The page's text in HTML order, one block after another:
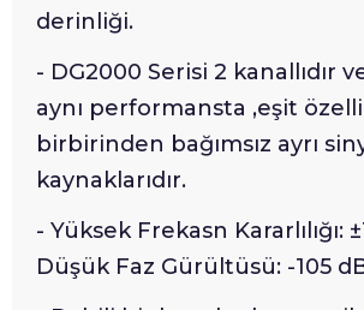
derinliği.
- DG2000 Serisi 2 kanallıdır
aynı performansta ,eşit
birbirinden bağımsız ayrı
kaynaklarıdır.
- Yüksek Frekasn Kararlılığı:
Düşük Faz Gürültüsü: -105